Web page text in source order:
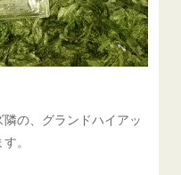
の、グランドハイアッ
。